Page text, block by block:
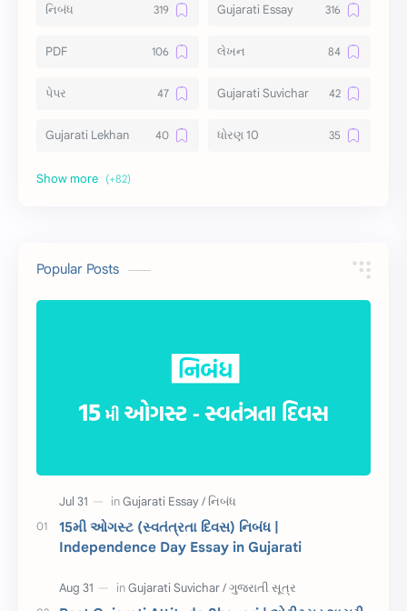
નિબંધ Gujarati Essay
PDF લેખન
પેપર Gujarati Suvichar
Gujarati Lekhan ધોરણ 10
અર્થ વિસ્તાર
10 વાક્યો
સુવિચાર Gujarati Vyakaran
શુભેચ્છા સંદેશ
ચાલીસા 15મી ઓગસ્ટ
દિવાળી સમાનાર્થી શબ્દો
Popular Posts
15મી ઓગસ્ટ (સ્વતંત્રતા દિવસ) નિબંધ |
Independence Day Essay in Gujarati